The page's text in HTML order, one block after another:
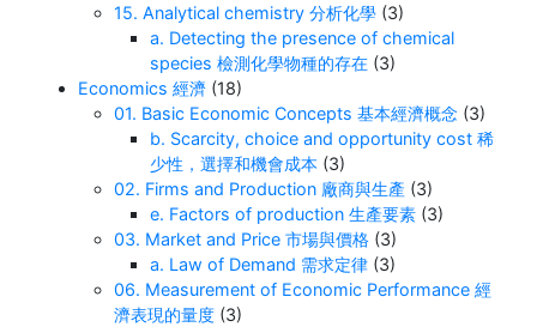
15. Analytical chemistry 分析化學 (3)
a. Detecting the presence of chemical
species 檢測化學物種的存在 (3)
Economics 經濟 (18)
01. Basic Economic Concepts 基本經濟概念 (3)
b. Scarcity, choice and opportunity cost 稀
少性，選擇和機會成本 (3)
02. Firms and Production 廠商與生產 (3)
e. Factors of production 生產要素 (3)
03. Market and Price 市場與價格 (3)
a. Law of Demand 需求定律 (3)
06. Measurement of Economic Performance 經
濟表現的量度 (3)